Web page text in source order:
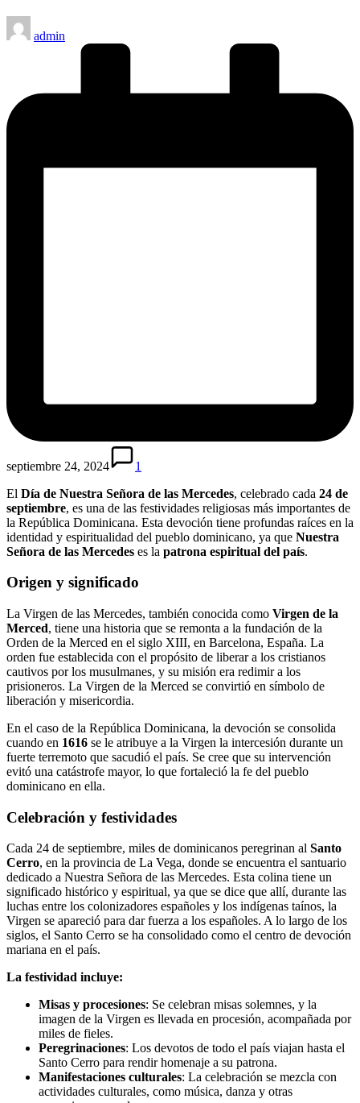
Publicado
por
admin
septiembre 24, 2024
1
El Día de Nuestra Señora de las Mercedes, celebrado cada 24 de
septiembre, es una de las festividades religiosas más importantes de
la República Dominicana. Esta devoción tiene profundas raíces en la
identidad y espiritualidad del pueblo dominicano, ya que Nuestra
Señora de las Mercedes es la patrona espiritual del país.
Origen y significado
La Virgen de las Mercedes, también conocida como Virgen de la
Merced, tiene una historia que se remonta a la fundación de la
Orden de la Merced en el siglo XIII, en Barcelona, España. La
orden fue establecida con el propósito de liberar a los cristianos
cautivos por los musulmanes, y su misión era redimir a los
prisioneros. La Virgen de la Merced se convirtió en símbolo de
liberación y misericordia.
En el caso de la República Dominicana, la devoción se consolida
cuando en 1616 se le atribuye a la Virgen la intercesión durante un
fuerte terremoto que sacudió el país. Se cree que su intervención
evitó una catástrofe mayor, lo que fortaleció la fe del pueblo
dominicano en ella.
Celebración y festividades
Cada 24 de septiembre, miles de dominicanos peregrinan al Santo
Cerro, en la provincia de La Vega, donde se encuentra el santuario
dedicado a Nuestra Señora de las Mercedes. Esta colina tiene un
significado histórico y espiritual, ya que se dice que allí, durante las
luchas entre los colonizadores españoles y los indígenas taínos, la
Virgen se apareció para dar fuerza a los españoles. A lo largo de los
siglos, el Santo Cerro se ha consolidado como el centro de devoción
mariana en el país.
La festividad incluye:
Misas y procesiones: Se celebran misas solemnes, y la
imagen de la Virgen es llevada en procesión, acompañada por
miles de fieles.
Peregrinaciones: Los devotos de todo el país viajan hasta el
Santo Cerro para rendir homenaje a su patrona.
Manifestaciones culturales: La celebración se mezcla con
actividades culturales, como música, danza y otras